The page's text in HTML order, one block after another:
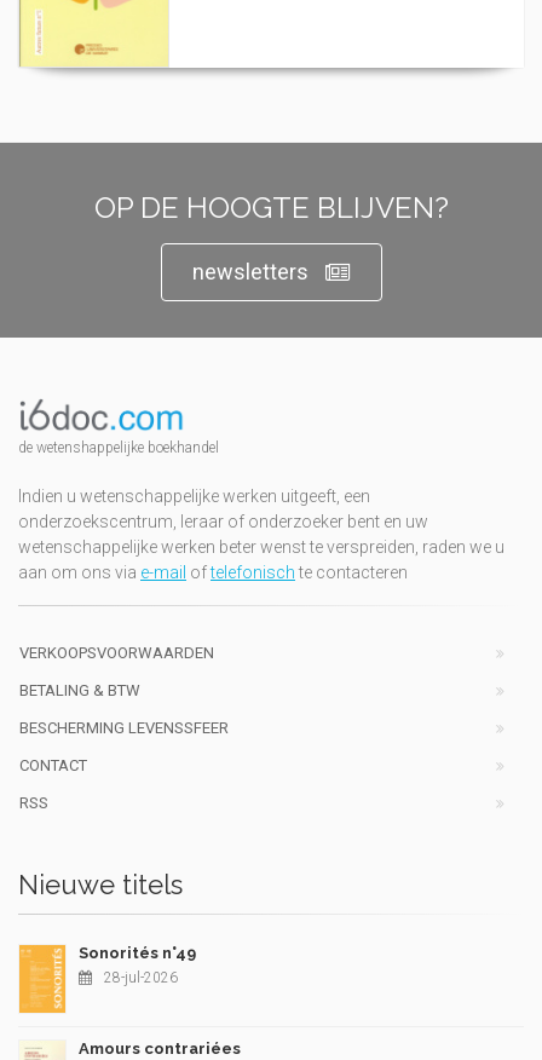
OP DE HOOGTE BLIJVEN?
newsletters
de wetenshappelijke boekhandel
Indien u wetenschappelijke werken uitgeeft, een
onderzoekscentrum, leraar of onderzoeker bent en uw
wetenschappelijke werken beter wenst te verspreiden, raden we u
aan om ons via e-mail oftelefonischte contacteren
VERKOOPSVOORWAARDEN
BETALING & BTW
BESCHERMING LEVENSSFEER
CONTACT
RSS
Nieuwe titels
Sonorités n°49
28-jul-2026
Amours contrariées